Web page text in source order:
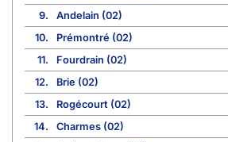
9.
Andelain (02)
10.
Prémontré (02)
11.
Fourdrain (02)
12.
Brie (02)
13.
Rogécourt (02)
14.
Charmes (02)